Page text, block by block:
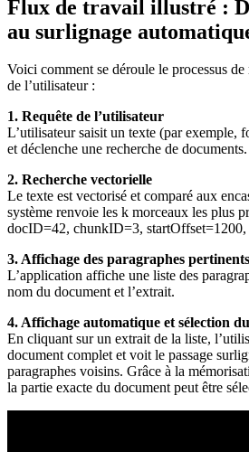
Flux de travail illustré :
au surlignage
Voici comment se déroule le processus
de l’utilisateur :
1. Requête de l’utilisateur
L’utilisateur saisit un texte (par exemple,
et déclenche une recherche de documents.
2. Recherche vectorielle
Le texte est vectorisé et comparé aux
système renvoie les k morceaux les plus
docID=42, chunkID=3,
3. Affichage des paragraphes pertinents
L’application affiche une liste des
nom du document et l’extrait.
4. Affichage automatique et sélection
En cliquant sur un extrait de la liste,
document complet et voit le passage
paragraphes voisins. Grâce à la
la partie exacte du document peut être